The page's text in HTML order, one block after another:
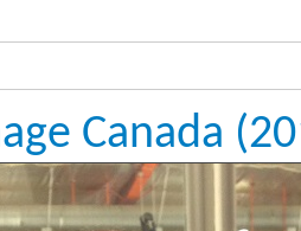
Canada